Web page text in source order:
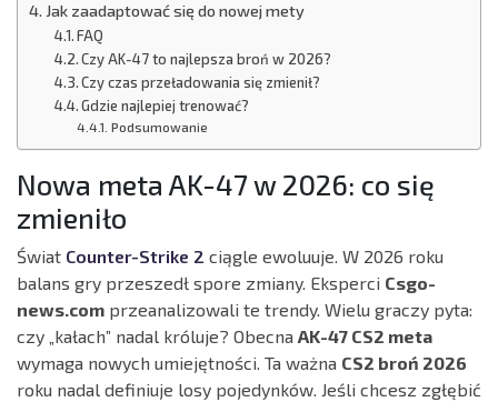
Jak zaadaptować się do nowej mety
FAQ
Czy AK-47 to najlepsza broń w 2026?
Czy czas przeładowania się zmienił?
Gdzie najlepiej trenować?
Podsumowanie
Nowa meta AK-47 w 2026: co się
zmieniło
Świat Counter-Strike 2 ciągle ewoluuje. W 2026 roku
balans gry przeszedł spore zmiany. Eksperci Csgo-
news.com przeanalizowali te trendy. Wielu graczy pyta:
czy „kałach” nadal króluje? Obecna AK-47 CS2 meta
wymaga nowych umiejętności. Ta ważna CS2 broń 2026
roku nadal definiuje losy pojedynków. Jeśli chcesz zgłębić